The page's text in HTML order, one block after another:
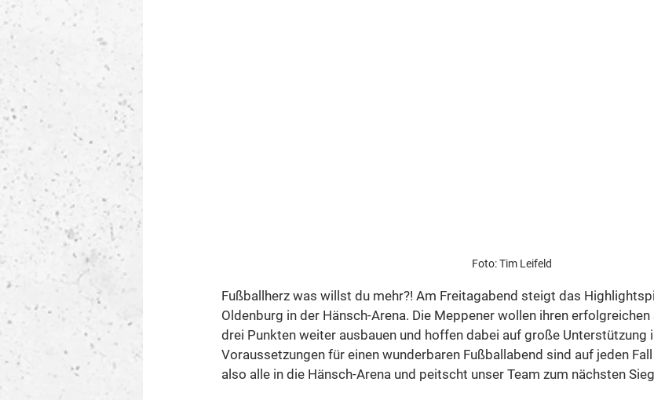
Foto: Tim Leifeld
Fußballherz was willst du mehr?! Am Freitagabend steigt das
Oldenburg in der Hänsch-Arena. Die Meppener wollen ihren
drei Punkten weiter ausbauen und hoffen dabei auf große Unterstützung
Voraussetzungen für einen wunderbaren Fußballabend sind auf jeden
also alle in die Hänsch-Arena und peitscht unser Team zum nächsten